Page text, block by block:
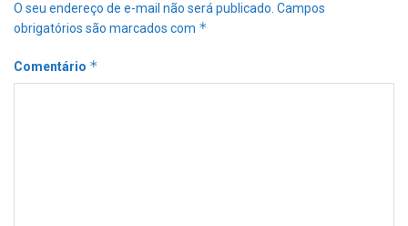
O seu endereço de e-mail não será publicado. Campos
obrigatórios são marcados com *
Comentário *